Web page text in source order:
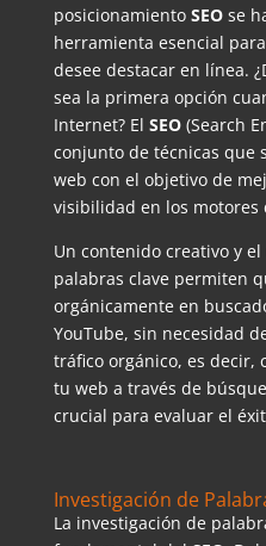
posicionamiento SEOse
herramienta esencial
desee destacar en línea.
sea la primera opción
Internet? El SEO(Search
conjunto de técnicas que
web con el objetivo de
visibilidad en los motores
Un contenido creativo y
palabras clave permiten
orgánicamente en
YouTube, sin necesidad
tráfico orgánico, es decir,
tu web a través de
crucial para evaluar el
Investigación de
La investigación de